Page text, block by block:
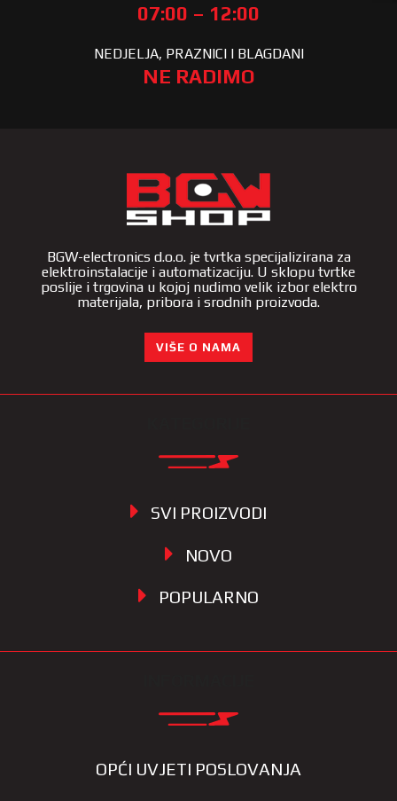
07:00 – 12:00
NEDJELJA, PRAZNICI I BLAGDANI
NE RADIMO
BGW-electronics d.o.o. je tvrtka specijalizirana za
elektroinstalacije i automatizaciju. U sklopu tvrtke
poslije i trgovina u kojoj nudimo velik izbor elektro
materijala, pribora i srodnih proizvoda.
VIŠE O NAMA
SVI PROIZVODI
NOVO
POPULARNO
OPĆI UVJETI POSLOVANJA